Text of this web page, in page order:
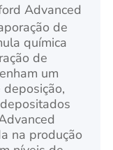
Advanced
de
química
de
um
na produção